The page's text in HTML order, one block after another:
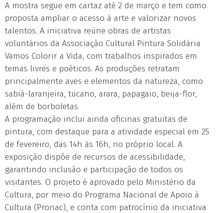
A mostra segue em cartaz até 2 de março e tem como
proposta ampliar o acesso à arte e valorizar novos
talentos. A iniciativa reúne obras de artistas
voluntários da Associação Cultural Pintura Solidária
Vamos Colorir a Vida, com trabalhos inspirados em
temas livres e poéticos. As produções retratam
principalmente aves e elementos da natureza, como
sabiá-laranjeira, tucano, arara, papagaio, beija-flor,
além de borboletas.
A programação inclui ainda oficinas gratuitas de
pintura, com destaque para a atividade especial em 25
de fevereiro, das 14h às 16h, no próprio local. A
exposição dispõe de recursos de acessibilidade,
garantindo inclusão e participação de todos os
visitantes. O projeto é aprovado pelo Ministério da
Cultura, por meio do Programa Nacional de Apoio à
Cultura (Pronac), e conta com patrocínio da iniciativa